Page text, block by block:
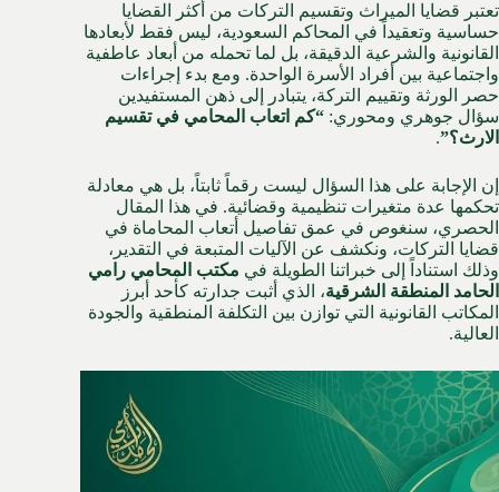
تعتبر قضايا الميراث وتقسيم التركات من أكثر القضايا
حساسية وتعقيداً في المحاكم السعودية، ليس فقط لأبعادها
القانونية والشرعية الدقيقة، بل لما تحمله من أبعاد عاطفية
واجتماعية بين أفراد الأسرة الواحدة. ومع بدء إجراءات
حصر الورثة وتقييم التركة، يتبادر إلى ذهن المستفيدين
سؤال جوهري ومحوري: “كم اتعاب المحامي في تقسيم
الارث؟”.
إن الإجابة على هذا السؤال ليست رقماً ثابتاً، بل هي معادلة
تحكمها عدة متغيرات تنظيمية وقضائية. في هذا المقال
الحصري، سنغوص في عمق تفاصيل أتعاب المحاماة في
قضايا التركات، ونكشف عن الآليات المتبعة في التقدير،
وذلك استناداً إلى خبراتنا الطويلة في مكتب المحامي رامي
الحامد المنطقة الشرقية، الذي أثبت جدارته كأحد أبرز
المكاتب القانونية التي توازن بين التكلفة المنطقية والجودة
العالية.